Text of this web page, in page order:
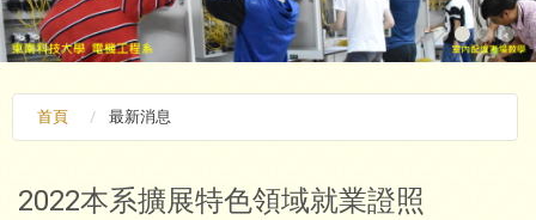
首頁 最新消息
2022本系擴展特色領域就業證照